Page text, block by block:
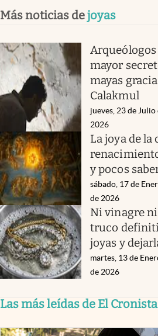
Más noticias dejoyas
mayor
mayas
Calakmul
jueves, 23 de Julio
2026
La joya de la
y pocos
sábado, 17 de
de 2026
Ni vinagre
truco
joyas y
martes, 13 de
de 2026
Las más leídas de El